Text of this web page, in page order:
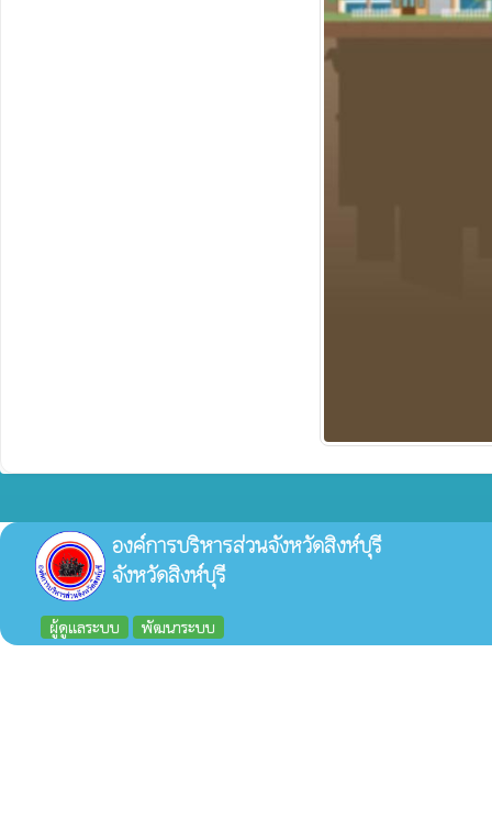
องค์การบริหารส่วนจังหวัดสิงห์บุรี
จังหวัดสิงห์บุรี
ผู้ดูแลระบบ พัฒนาระบบ